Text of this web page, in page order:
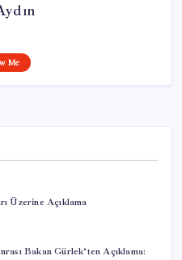
Me
Üzerine Açıklama
Bakan Gürlek’ten Açıklama: